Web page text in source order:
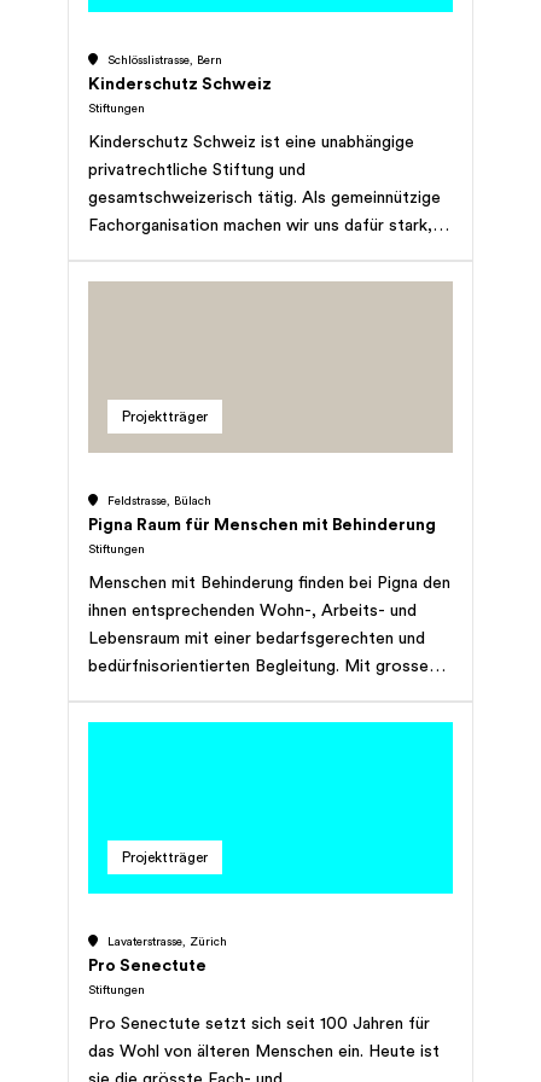
Sie dazu bei, dass Kinder psychisch belasteter
erleben dürfen. Vielen Dank für Ihre Hilfe!
Schlösslistrasse, Bern
Kinderschutz Schweiz
Stiftungen
Kinderschutz Schweiz ist eine unabhängige
privatrechtliche Stiftung und
gesamtschweizerisch tätig. Als gemeinnützige
Fachorganisation machen wir uns dafür stark,
UNO-Kinderrechtskonvention in Schutz und
Projektträger
Feldstrasse, Bülach
Pigna Raum für Menschen mit Behinderung
Stiftungen
Menschen mit Behinderung finden bei Pigna den
ihnen entsprechenden Wohn-, Arbeits- und
Lebensraum mit einer bedarfsgerechten und
bedürfnisorientierten Begleitung. Mit grossem
stets darauf, die Lebensqualität der bei ihnen
Glattal und dem Zürcher Unterland sowie von
unterstützt, begleitet, betreut, beschäftigt und
pflegt Menschen mit Behinderung in ihrem
Lebens-, Arbeits- und Wohnraum. Um diesen
Auftrag erfüllen zu können, bietet Pigna 147
Wohnplätze in verschiedenen Wohnformen an.
Projektträger
Lavaterstrasse, Zürich
Pro Senectute
Stiftungen
Pro Senectute setzt sich seit 100 Jahren für
das Wohl von älteren Menschen ein. Heute ist